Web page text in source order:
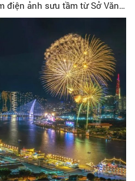
điện ảnh sưu tầm từ Sở Văn
Phát thanh - Truyền hình,
Triển lãm dự kiến diễn ra từ